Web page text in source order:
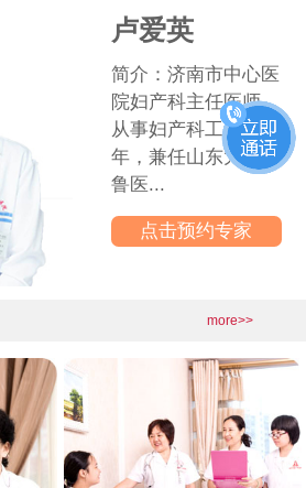
更多医院动态>>卢爱英
简介：济南市中心医
院妇产科主任医师，
从事妇产科工作30多
年，兼任山东大学齐
鲁医...
点击预约专家
more>>